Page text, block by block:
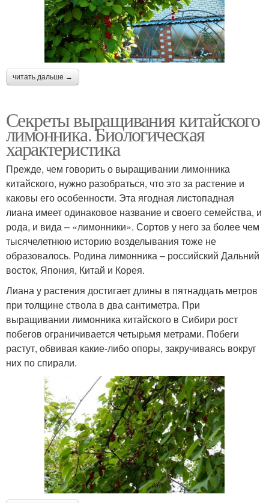
читать дальше →
Секреты выращивания китайского
лимонника. Биологическая
характеристика
Прежде, чем говорить о выращивании лимонника
китайского, нужно разобраться, что это за растение и
каковы его особенности. Эта ягодная листопадная
лиана имеет одинаковое название и своего семейства, и
рода, и вида – «лимонники». Сортов у него за более чем
тысячелетнюю историю возделывания тоже не
образовалось. Родина лимонника – российский Дальний
восток, Япония, Китай и Корея.
Лиана у растения достигает длины в пятнадцать метров
при толщине ствола в два сантиметра. При
выращивании лимонника китайского в Сибири рост
побегов ограничивается четырьмя метрами. Побеги
растут, обвивая какие-либо опоры, закручиваясь вокруг
них по спирали.